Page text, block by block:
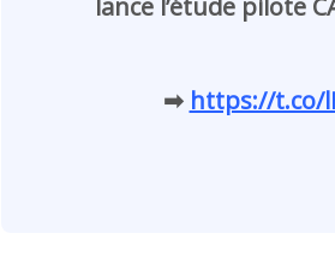
lance l’étude pilote
➡ https://t.co/